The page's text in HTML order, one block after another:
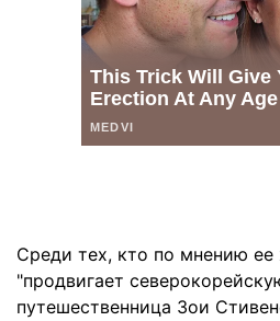
Среди тех, кто по мнению
"продвигает
путешественница Зои